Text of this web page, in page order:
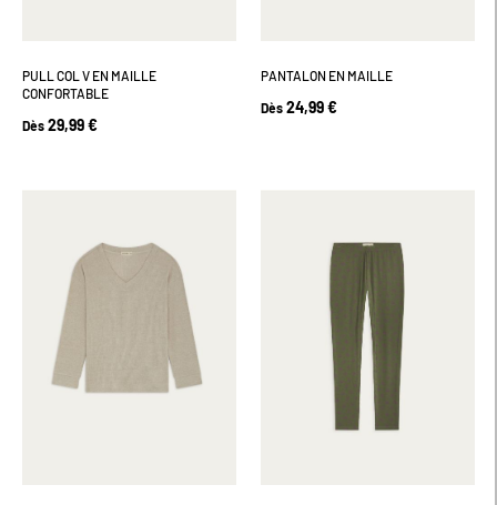
PULL COL V EN MAILLE
CONFORTABLE
Dès 29,99 €
PANTALON EN MAILLE
Dès 24,99 €